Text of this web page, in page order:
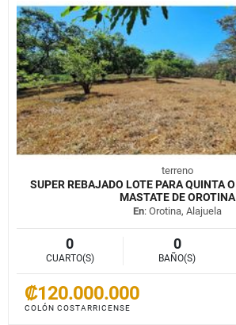
terreno
SUPER REBAJADO LOTE PARA QUINTA
MASTATE DE OROTINA
En: Orotina, Alajuela
0
CUARTO(S)
0
BAÑO(S)
₡120.000.000
COLÓN COSTARRICENSE